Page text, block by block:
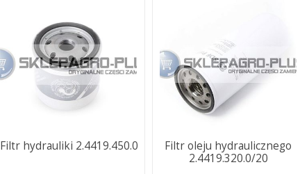
Filtr hydrauliki 2.4419.450.0
Filtr oleju hydraulicznego
2.4419.320.0/20